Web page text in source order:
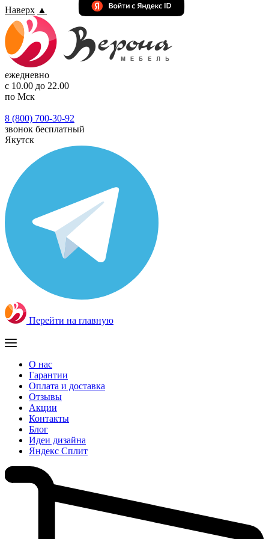
Наверх ▲
ежедневно
с 10.00 до 22.00
по Мск
8 (800) 700-30-92
звонок бесплатный
Якутск
Перейти на главную
О нас
Гарантии
Оплата и доставка
Отзывы
Акции
Контакты
Блог
Идеи дизайна
Яндекс Сплит